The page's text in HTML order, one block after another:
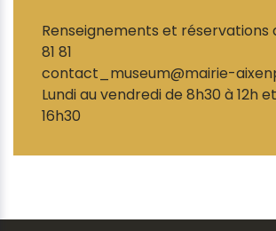
Renseignements et réservations
81 81
contact_museum@mairie-
Lundi au vendredi de 8h30 à 12h
16h30